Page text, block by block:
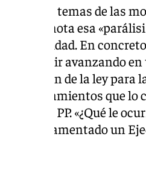
con los temas de las
que se nota esa
la seguridad. En
seguir avanzando
de la ley
ayuntamientos que lo
el PP. «¿Qué le
que ha lamentado un